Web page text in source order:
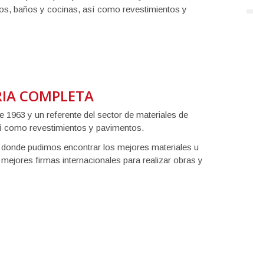
baños y cocinas, así como revestimientos y
COMPLETA
y un referente del sector de materiales de
revestimientos y pavimentos.
pudimos encontrar los mejores materiales u
firmas internacionales para realizar obras y